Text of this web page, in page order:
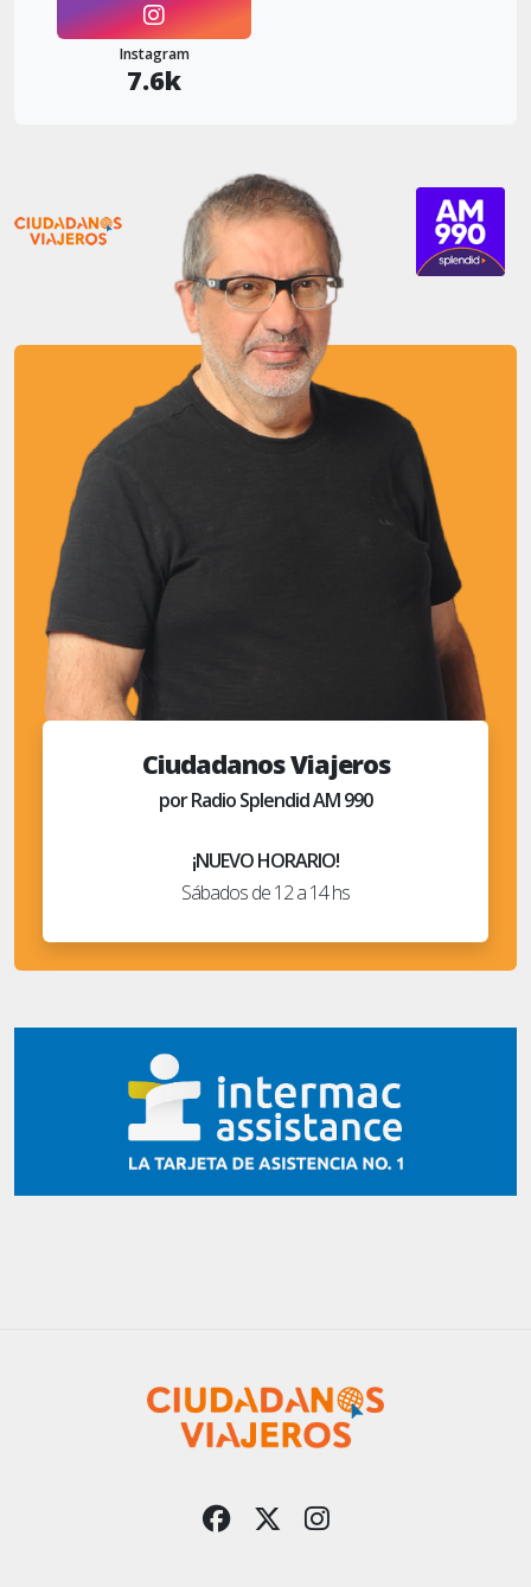
Instagram
7.6k
Ciudadanos Viajeros
por Radio Splendid AM 990
¡NUEVO HORARIO!
Sábados de 12 a 14 hs